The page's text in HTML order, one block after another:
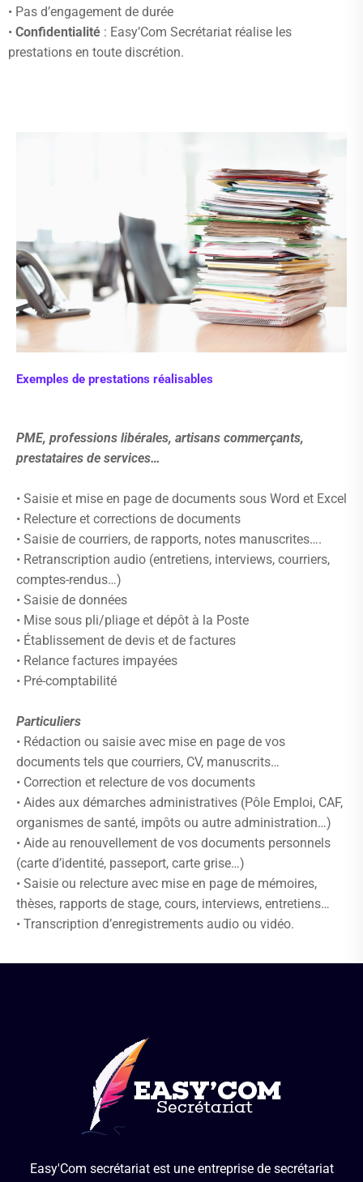
• Pas d’engagement de durée
• Confidentialité : Easy’Com Secrétariat réalise les
prestations en toute discrétion.
Exemples de prestations réalisables
PME, professions libérales, artisans commerçants,
prestataires de services…
• Saisie et mise en page de documents sous Word et Excel
• Relecture et corrections de documents
• Saisie de courriers, de rapports, notes manuscrites….
• Retranscription audio (entretiens, interviews, courriers,
comptes-rendus…)
• Saisie de données
• Mise sous pli/pliage et dépôt à la Poste
• Établissement de devis et de factures
• Relance factures impayées
• Pré-comptabilité
Particuliers
• Rédaction ou saisie avec mise en page de vos
documents tels que courriers, CV, manuscrits…
• Correction et relecture de vos documents
• Aides aux démarches administratives (Pôle Emploi, CAF,
organismes de santé, impôts ou autre administration…)
• Aide au renouvellement de vos documents personnels
(carte d’identité, passeport, carte grise…)
• Saisie ou relecture avec mise en page de mémoires,
thèses, rapports de stage, cours, interviews, entretiens…
• Transcription d’enregistrements audio ou vidéo.
Easy'Com secrétariat est une entreprise de secrétariat